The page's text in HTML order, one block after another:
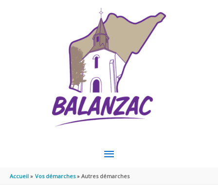
MENU
PRINCIPAL
Accueil Vos démarches Autres démarches